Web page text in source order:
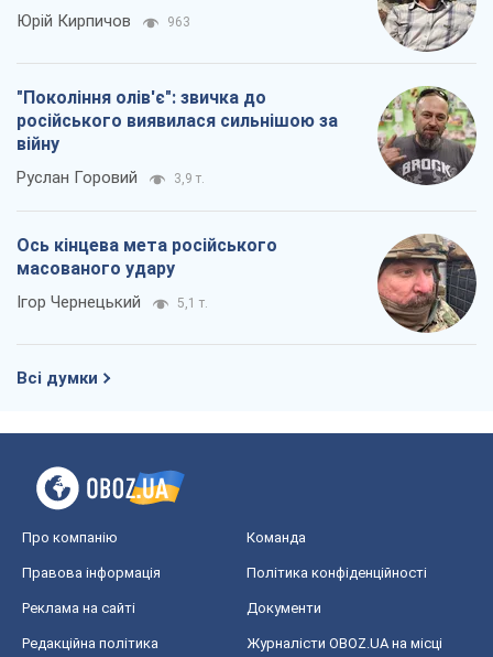
Юрій Кирпичов 963
"Покоління олів'є": звичка до
російського виявилася сильнішою за
війну
Руслан Горовий 3,9 т.
Ось кінцева мета російського
масованого удару
Ігор Чернецький 5,1 т.
Всі думки
Про компанію Команда
Правова інформація Політика конфіденційності
Реклама на сайті Документи
Редакційна політика
Журналісти OBOZ.UA на місці